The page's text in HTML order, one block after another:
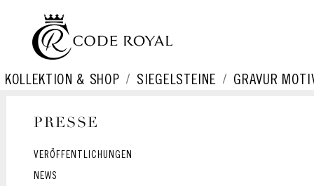
KOLLEKTION & SHOP SIEGELSTEINE GRAVUR
PRESSE
VERÖFFENTLICHUNGEN
NEWS